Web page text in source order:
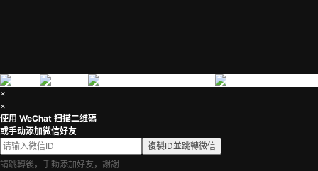
×
×
使用 WeChat 扫描二维碼
或手动添加微信好友
複製ID並跳轉微信
請跳轉後，手動添加好友，謝謝